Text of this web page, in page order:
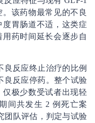
该药物最常见的不良
胃肠道不适，这类症
药时间延长会逐步自
良反应终止治疗的比例
良反应停药。整个试验
极少数受试者出现轻
间共发生 2 例死亡案
团队评估，判定与试验